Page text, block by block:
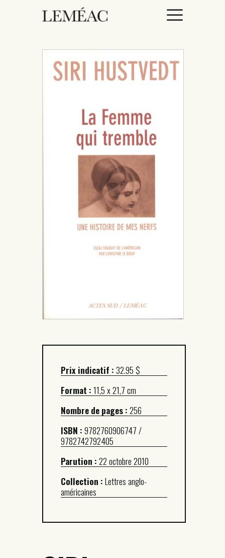
CATALOGUE
AUTEURICES
DROITS / RIGHTS
À PROPOS
Prix indicatif :32.95 $
Format :11,5 x 21,7 cm
Nombre de pages :256
ISBN :9782760906747 /
9782742792405
Parution :22 octobre 2010
Collection :Lettres anglo-
américaines